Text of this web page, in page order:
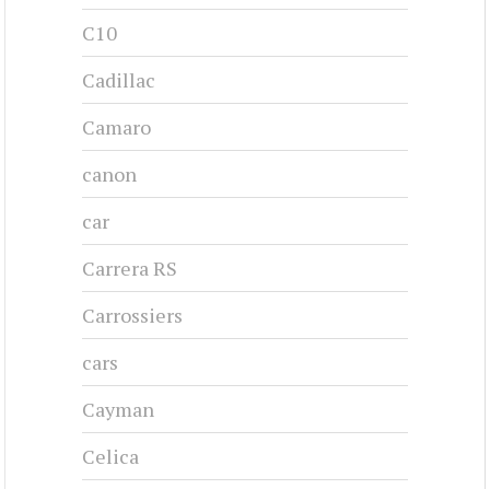
C10
Cadillac
Camaro
canon
car
Carrera RS
Carrossiers
cars
Cayman
Celica